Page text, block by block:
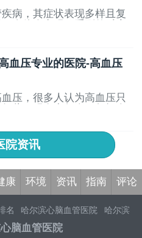
病，其症状表现多样且复
等。了解这些症状的表现
状之一是胸痛
血压专业的医院-高血压
，很多人认为高血压只
院资讯
康 环境 资讯 指南 评论
名 哈尔滨心脑血管医院
哈尔滨
心脑血管医院怎么样
脑血管医院